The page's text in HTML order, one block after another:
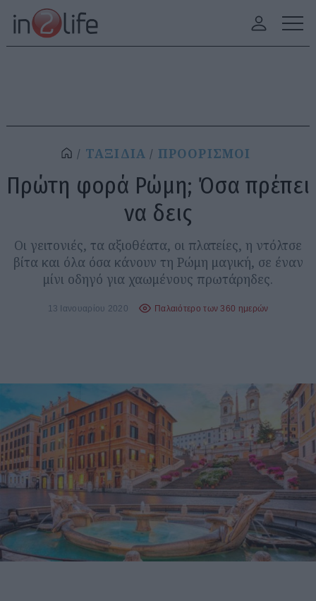
ΤΑΞΙΔΙΑ ΠΡΟΟΡΙΣΜΟΙ
Πρώτη φορά Ρώμη; Όσα πρέπει
να δεις
Οι γειτονιές, τα αξιοθέατα, οι πλατείες, η ντόλτσε
βίτα και όλα όσα κάνουν τη Ρώμη μαγική, σε έναν
μίνι οδηγό για χαωμένους πρωτάρηδες.
13 Ιανουαρίου 2020 Παλαιότερο των 360 ημερών